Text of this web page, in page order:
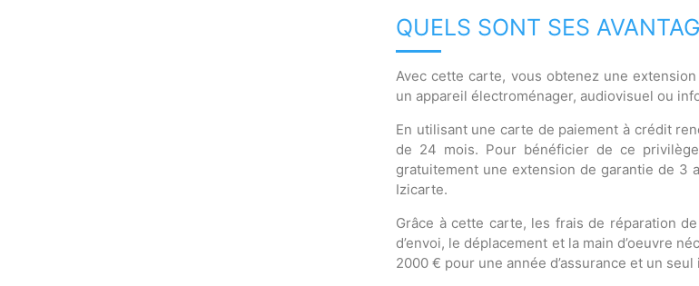
QUELS SONT SES
Avec cette carte, vous obtenez une
un appareil électroménager, audiovisuel ou
En utilisant une carte de paiement à crédit
de 24 mois. Pour bénéficier de ce
gratuitement une extension de garantie de 3
Izicarte.
Grâce à cette carte, les frais de réparation
d’envoi, le déplacement et la main d’oeuvre
2000 € pour une année d’assurance et un seul